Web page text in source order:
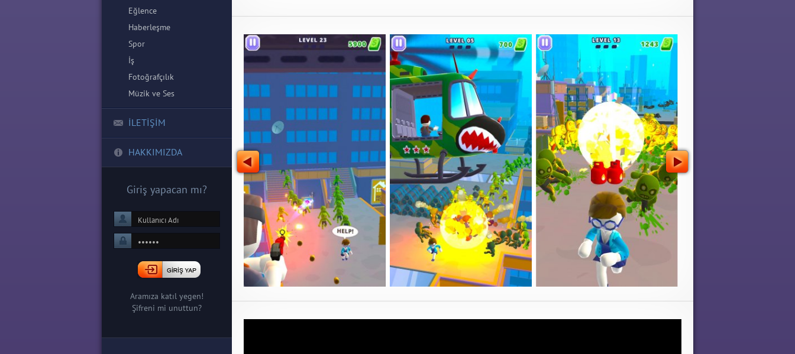
Eğlence
Haberleşme
Spor
İş
Fotoğrafçılık
Müzik ve Ses
İLETİŞİM
HAKKIMIZDA
Giriş yapacan mı?
Aramıza katıl yegen!
Şifreni mi unuttun?